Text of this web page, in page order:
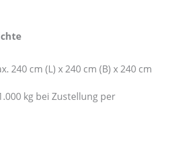
240 cm (L) x 240 cm (B) x 240 cm
kg bei Zustellung per